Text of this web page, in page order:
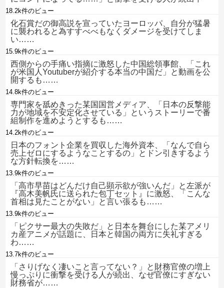
18.2k件のビュー
化石賞だの御高説を宣っていたヨーロッパ、自分が猛暑
に襲われると為すすべべもなくダメージを受けてしま
い……
15.9k件のビュー
西側からの手痛い指摘に激怒した中国総領事館、「これ
が米国人Youtuberが紹介する本当の中国だ」と動画を公
開するも……
14.8k件のビュー
専門家を舐めきった某国国営メディア、「日本の反撃能
力が地域を不安定化させている」というストーリーで番
組制作を進めようとするも……
14.2k件のビュー
日本のフォント企業を買収した海外資本、「なんで自ら
売上ゼロにするようなことするの」とドン引きするよう
な方針転換を……
13.9k件のビュー
「高市早苗はどんだけ自己顕示欲が強いんだ」と左派が
『高木美帆氏に送られた包丁セット』に激怒、「こんな
首相は見たことがない」と言い張るも……
13.9k件のビュー
「ピクサー最大の失敗だ」と日本を舞台にした某アメリ
カ産アニメが話題に、日本と韓国の両方に失礼すぎる
わ……
13.7k件のビュー
「さりげなく凄いこと言ってない？」と財務官僚の増上
慢っぷりに衝撃を受ける人が続出、なぜ官僚にすぎない
財務省が……